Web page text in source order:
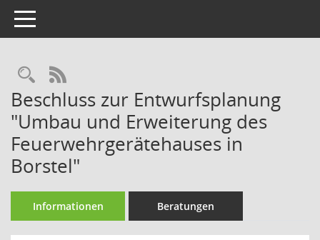
Toggle navigation
Rechercheauswahl
RSS-Feed
Beschluss zur Entwurfsplanung
"Umbau und Erweiterung des
Feuerwehrgerätehauses in
Borstel"
Informationen Beratungen